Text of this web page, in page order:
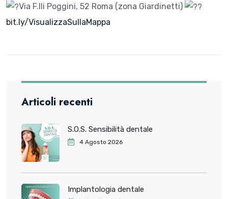
Via F.lli Poggini, 52 Roma (zona Giardinetti)
bit.ly/VisualizzaSullaMappa
Articoli recenti
S.O.S. Sensibilità dentale
4 Agosto 2026
Implantologia dentale